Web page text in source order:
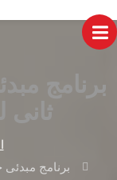
برنامج
برنامج مبدئى